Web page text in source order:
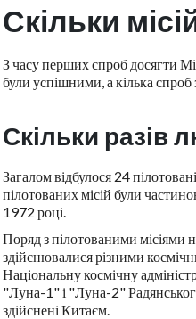
Скільки
З часу перших спроб досягти
були успішними, а кілька спроб
Скільки разів
Загалом відбулося 24
пілотованих місій були
1972 році.
Поряд з пілотованими місіями
здійснювалися різними
Національну космічну
"Луна-1" і "Луна-2"
здійснені Китаєм.